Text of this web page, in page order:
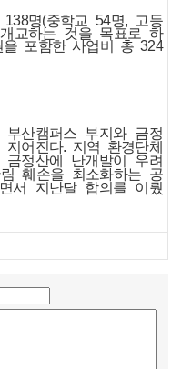
명(중학교 54명, 고등
교하는 것을 목표로 하
을 포함한 사업비 총 324
고 밝혔다.
산캠퍼스 부지와 금정
어진다. 지역 환경단체
정산에 난개발이 우려
훼손을 최소화하는 공
서 지난달 합의를 이뤘